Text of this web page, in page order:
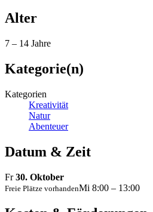
Alter
7 – 14 Jahre
Kategorie(n)
Kategorien
Kreativität
Natur
Abenteuer
Datum & Zeit
Fr30. Oktober
Freie Plätze vorhandenMi 8:00 – 13:00